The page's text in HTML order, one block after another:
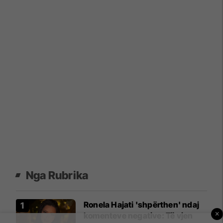
Nga Rubrika
Ronela Hajati 'shpërthen' ndaj
komenteve negative: Të vjen
×